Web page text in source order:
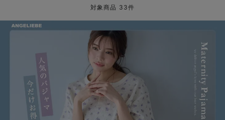
マタニティ トップス
マタニティ アウター（コート）・ママコート
マタニティ 授乳 キャミソール
骨盤・マタニティベルト （妊娠中・産後）
産後 ガードル インナー
マタニティ 腹巻き
マタニティ ドレス（結婚式・お呼ばれ）
マタニティ フォーマル パンツ・ボトムス
【アウトレット】パジャマ
【アウトレット】ベビー
コットン素材
接触冷感素材
Tシャツブラ
ブラトップ
MAX55%OFF ブラック
王道シンプル派
セットアップ派
ワーク・オフィス
フォーマル / オケー
あったかアイテム｜
女の子におススメの
男の子におススメの
もらって嬉しいギフト
レギンス・タイツ
カップ付きインナー
あったか度◎
対象商品 33件